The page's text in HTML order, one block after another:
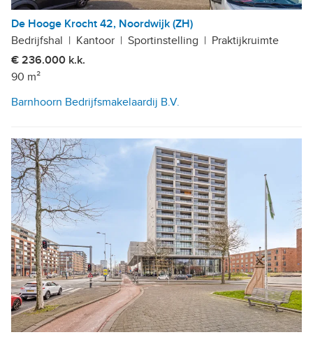
De Hooge Krocht 42, Noordwijk (ZH)
Bedrijfshal | Kantoor | Sportinstelling | Praktijkruimte
€ 236.000 k.k.
90 m²
Barnhoorn Bedrijfsmakelaardij B.V.